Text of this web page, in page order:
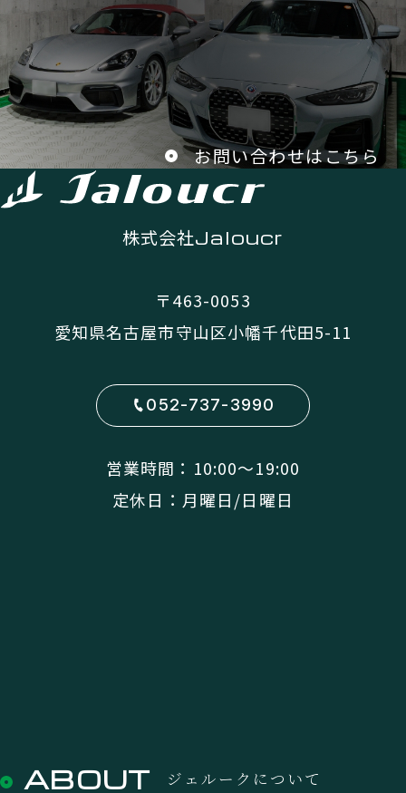
お問い合わせはこちら
株式会社Jaloucr
〒463-0053
愛知県名古屋市守山区小幡千代田5-11
052-737-3990
営業時間：10:00〜19:00
定休日：月曜日/日曜日
ABOUT ジェルークについて